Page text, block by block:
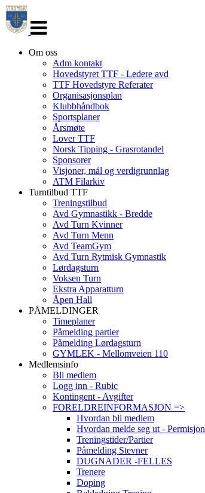
navigasjon
Om oss
Adm kontakt
Hovedstyret TTF - Ledere avd
TTF Hovedstyre Referater
Organisasjonsplan
Klubbhåndbok
Sportsplaner
Årsmøte
Lover TTF
Norsk Tipping - Grasrotandel
Sponsorer
Visjoner, mål og verdigrunnlag
ATM Filarkiv
Turntilbud TTF
Treningstilbud
Avd Gymnastikk - Bredde
Avd Turn Kvinner
Avd Turn Menn
Avd TeamGym
Avd Turn Rytmisk Gymnastik
Lørdagsturn
Voksen Turn
Ekstra Apparatturn
Åpen Hall
PÅMELDINGER
Timeplaner
Påmelding partier
Påmelding Lørdagsturn
GYMLEK - Mellomveien 110
Medlemsinfo
Bli medlem
Logg inn - Rubic
Kontingent - Avgifter
FORELDREINFORMASJON =>
Hvordan bli medlem
Hvordan melde seg ut - Permisjon
Treningstider/Partier
Påmelding Stevner
DUGNADER -FELLES
Trenere
Doping